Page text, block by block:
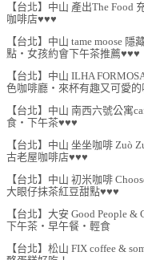
【台北】中山 產出The
咖啡店♥♥♥
【台北】中山 tame moose
點‧女孩約會下午茶推薦♥♥♥
【台北】中山 ILHA
色咖啡廳‧來杯有趣又可愛的
【台北】中山 南西六號公
食‧下午茶♥♥♥
【台北】中山 坐坐咖啡 Zuò
古老屋咖啡店♥♥♥
【台北】中山 初米咖啡
大眼仔抹茶紅豆甜點♥♥♥
【台北】大安 Good People
下午茶‧早午餐‧輕食
【台北】松山 FIX coffee &